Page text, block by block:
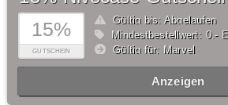
15%
GUTSCHEIN
Gültig bis: Abgelaufen
Mindestbestellwert: 0,-
Gültig für: Marvel
Anzeigen